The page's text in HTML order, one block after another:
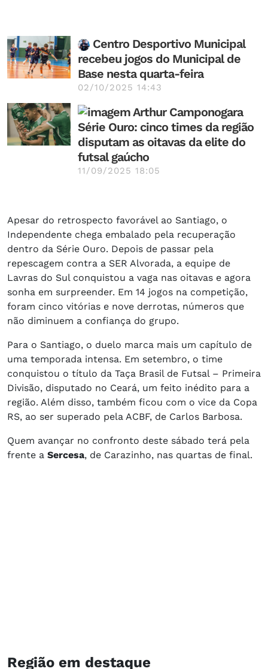
Centro Desportivo Municipal
recebeu jogos do Municipal de
Base nesta quarta-feira
02/10/2025 14:43
Série Ouro: cinco times da região
disputam as oitavas da elite do
futsal gaúcho
11/09/2025 18:05
Apesar do retrospecto favorável ao Santiago, o
Independente chega embalado pela recuperação
dentro da Série Ouro. Depois de passar pela
repescagem contra a SER Alvorada, a equipe de
Lavras do Sul conquistou a vaga nas oitavas e agora
sonha em surpreender. Em 14 jogos na competição,
foram cinco vitórias e nove derrotas, números que
não diminuem a confiança do grupo.
Para o Santiago, o duelo marca mais um capítulo de
uma temporada intensa. Em setembro, o time
conquistou o título da Taça Brasil de Futsal – Primeira
Divisão, disputado no Ceará, um feito inédito para a
região. Além disso, também ficou com o vice da Copa
RS, ao ser superado pela ACBF, de Carlos Barbosa.
Quem avançar no confronto deste sábado terá pela
frente a Sercesa, de Carazinho, nas quartas de final.
Região em destaque